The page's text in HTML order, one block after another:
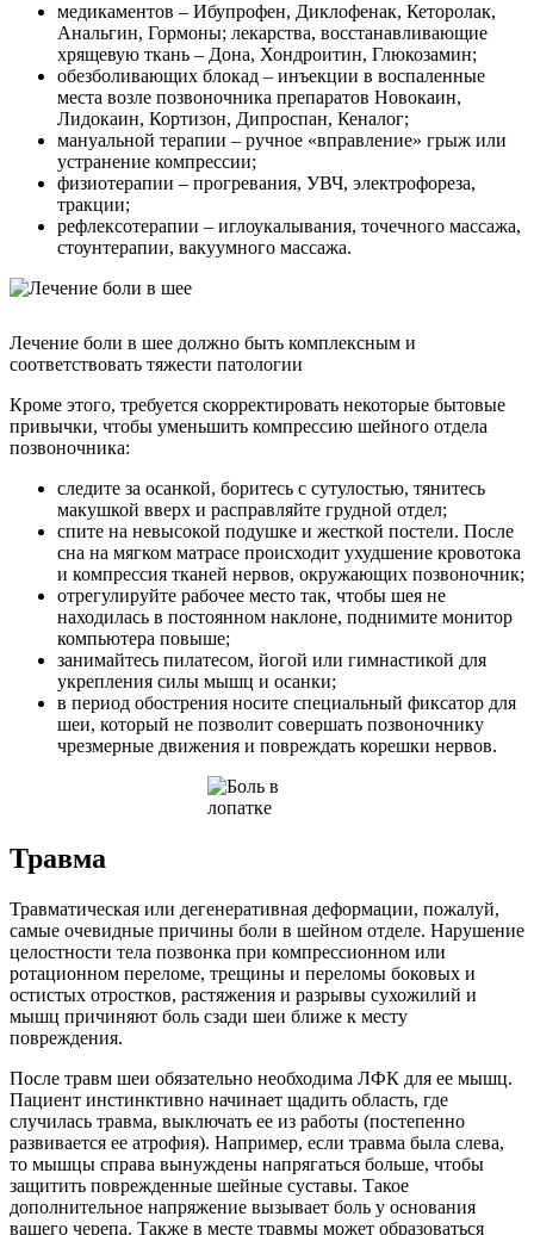
медикаментов – Ибупрофен, Диклофенак, Кеторолак,
Анальгин, Гормоны; лекарства, восстанавливающие
хрящевую ткань – Дона, Хондроитин, Глюкозамин;
обезболивающих блокад – инъекции в воспаленные
места возле позвоночника препаратов Новокаин,
Лидокаин, Кортизон, Дипроспан, Кеналог;
мануальной терапии – ручное «вправление» грыж или
устранение компрессии;
физиотерапии – прогревания, УВЧ, электрофореза,
тракции;
рефлексотерапии – иглоукалывания, точечного массажа,
стоунтерапии, вакуумного массажа.
Лечение боли в шее должно быть комплексным и
соответствовать тяжести патологии
Кроме этого, требуется скорректировать некоторые бытовые
привычки, чтобы уменьшить компрессию шейного отдела
позвоночника:
следите за осанкой, боритесь с сутулостью, тянитесь
макушкой вверх и расправляйте грудной отдел;
спите на невысокой подушке и жесткой постели. После
сна на мягком матрасе происходит ухудшение кровотока
и компрессия тканей нервов, окружающих позвоночник;
отрегулируйте рабочее место так, чтобы шея не
находилась в постоянном наклоне, поднимите монитор
компьютера повыше;
занимайтесь пилатесом, йогой или гимнастикой для
укрепления силы мышц и осанки;
в период обострения носите специальный фиксатор для
шеи, который не позволит совершать позвоночнику
чрезмерные движения и повреждать корешки нервов.
Травма
Травматическая или дегенеративная деформации, пожалуй,
самые очевидные причины боли в шейном отделе. Нарушение
целостности тела позвонка при компрессионном или
ротационном переломе, трещины и переломы боковых и
остистых отростков, растяжения и разрывы сухожилий и
мышц причиняют боль сзади шеи ближе к месту
повреждения.
После травм шеи обязательно необходима ЛФК для ее мышц.
Пациент инстинктивно начинает щадить область, где
случилась травма, выключать ее из работы (постепенно
развивается ее атрофия). Например, если травма была слева,
то мышцы справа вынуждены напрягаться больше, чтобы
защитить поврежденные шейные суставы. Такое
дополнительное напряжение вызывает боль у основания
вашего черепа. Также в месте травмы может образоваться